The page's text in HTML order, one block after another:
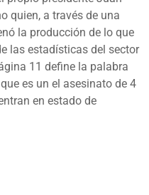
quien, a través de una
la producción de lo que
las estadísticas del sector
11 define la palabra
es un el asesinato de 4
en estado de